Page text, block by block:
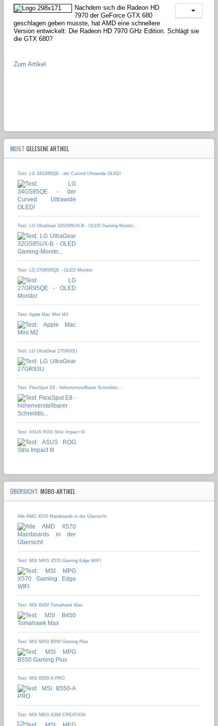
Nachdem sich die Radeon HD
7970 der GeForce GTX 680
geschlagen geben musste, hat AMD eine schnellere
Version entwickelt: Die Radeon HD 7970 GHz Edition. Schlägt sie
die GTX 680?
Zum Artikel
MEIST GELESENE ARTIKEL
Test: LG 34GS95QE - der Curved Ultrawide OLED!
Test: LG UltraGear 32GS95UX-B - OLED Gaming-Monito...
Test: LG 27GR95QE - OLED Monitor
Test: Apple Mac Mini M2
Test: LG UltraGear 27GR93U
Test: FlexiSpot E8 - höhenverstellbarer Schreibtis...
Test: ASUS ROG Strix Impact III
ÜBERSICHT: MOBO-ARTIKEL
Alle AMD X570 Mainboards in der Übersicht
Test: MSI MPG X570 Gaming Edge WIFI
Test: MSI B450 Tomahawk Max
Test: MSI MPG B550 Gaming Plus
Test: MSI B550-A PRO
Test: MSI MEG X399 CREATION